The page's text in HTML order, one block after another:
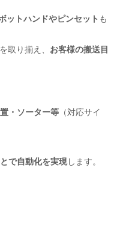
ットハンドやピンセット も
取り揃え、 お客様の搬送目
・ソーター等 （対応サイ
で自動化を実現します。